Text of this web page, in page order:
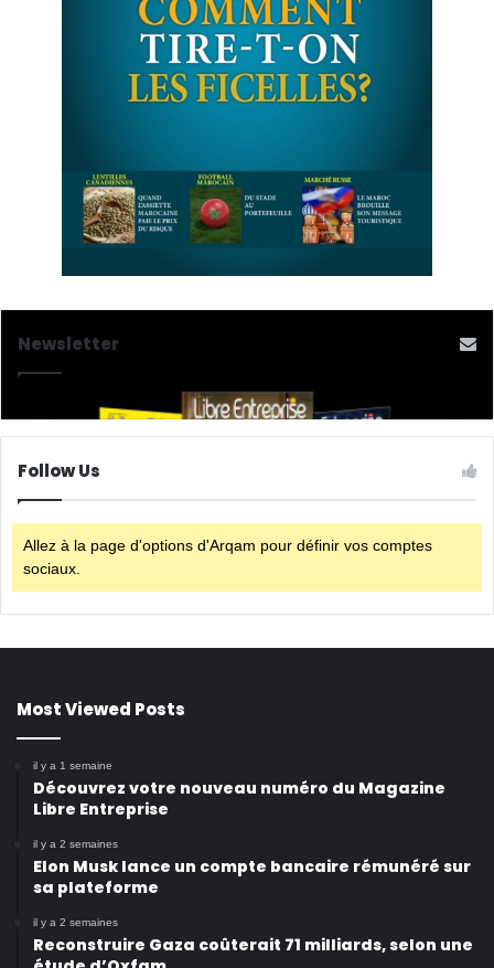
Newsletter
Follow Us
Allez à la page d'options d'Arqam pour définir vos comptes
sociaux.
Most Viewed Posts
il y a 1 semaine
Découvrez votre nouveau numéro du Magazine
Libre Entreprise
il y a 2 semaines
Elon Musk lance un compte bancaire rémunéré sur
sa plateforme
il y a 2 semaines
Reconstruire Gaza coûterait 71 milliards, selon une